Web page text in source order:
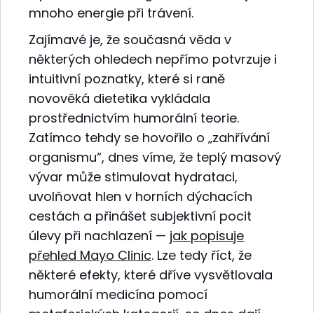
mnoho energie při trávení.
Zajímavé je, že současná věda v
některých ohledech nepřímo potvrzuje i
intuitivní poznatky, které si raně
novověká dietetika vykládala
prostřednictvím humorální teorie.
Zatímco tehdy se hovořilo o „zahřívání
organismu“, dnes víme, že teplý masový
vývar může stimulovat hydrataci,
uvolňovat hlen v horních dýchacích
cestách a přinášet subjektivní pocit
úlevy při nachlazení — jak popisuje
přehled Mayo Clinic. Lze tedy říct, že
některé efekty, které dříve vysvětlovala
humorální medicína pomocí